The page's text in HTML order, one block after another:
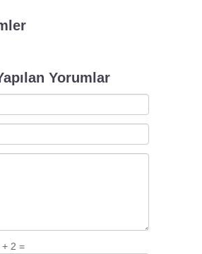
Yorumlar
+ 2 =